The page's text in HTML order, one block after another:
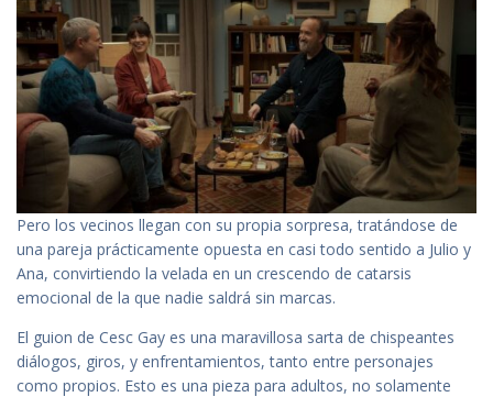
Pero los vecinos llegan con su propia sorpresa, tratándose de
una pareja prácticamente opuesta en casi todo sentido a Julio y
Ana, convirtiendo la velada en un crescendo de catarsis
emocional de la que nadie saldrá sin marcas.
El guion de Cesc Gay es una maravillosa sarta de chispeantes
diálogos, giros, y enfrentamientos, tanto entre personajes
como propios. Esto es una pieza para adultos, no solamente